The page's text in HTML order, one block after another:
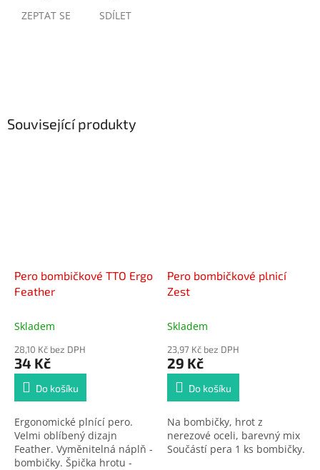
ZEPTAT SE SDÍLET
Související produkty
Pero bombičkové TTO Ergo
Feather
Skladem
28,10 Kč bez DPH
34 Kč
Do košíku
Ergonomické plnící pero.
Velmi oblíbený dizajn
Feather. Vyměnitelná náplň -
bombičky. Špička hrotu -
Pero bombičkové plnicí
Zest
Skladem
23,97 Kč bez DPH
29 Kč
Do košíku
Na bombičky, hrot z
nerezové oceli, barevný mix
Součástí pera 1 ks bombičky.